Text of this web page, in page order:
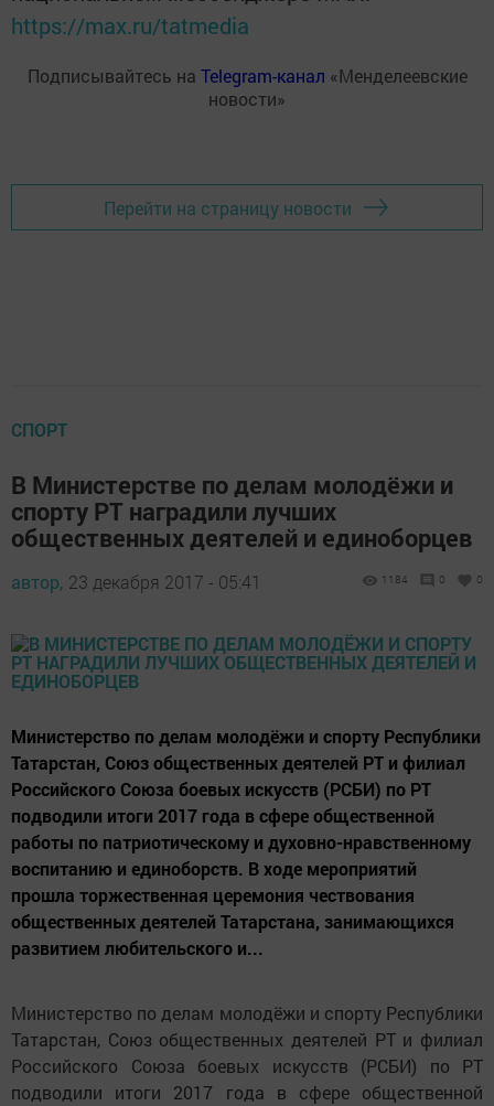
https://max.ru/tatmedia
Подписывайтесь на Telegram-канал «Менделеевские
новости»
Перейти на страницу новости
СПОРТ
В Министерстве по делам молодёжи и
спорту РТ наградили лучших
общественных деятелей и единоборцев
автор, 23 декабря 2017 - 05:41 1184 0 0
Министерство по делам молодёжи и спорту Республики
Татарстан, Союз общественных деятелей РТ и филиал
Российского Союза боевых искусств (РСБИ) по РТ
подводили итоги 2017 года в сфере общественной
работы по патриотическому и духовно-нравственному
воспитанию и единоборств. В ходе мероприятий
прошла торжественная церемония чествования
общественных деятелей Татарстана, занимающихся
развитием любительского и...
Министерство по делам молодёжи и спорту Республики
Татарстан, Союз общественных деятелей РТ и филиал
Российского Союза боевых искусств (РСБИ) по РТ
подводили итоги 2017 года в сфере общественной